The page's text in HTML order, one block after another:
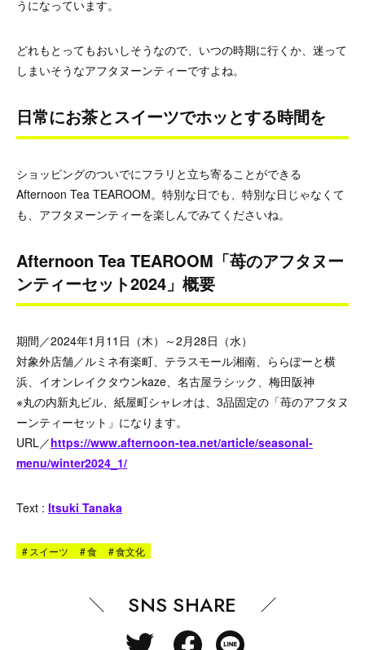
うになっています。
どれもとってもおいしそうなので、いつの時期に行くか、迷って
しまいそうなアフタヌーンティーですよね。
日常にお茶とスイーツでホッとする時間を
ショッピングのついでにフラリと立ち寄ることができる
Afternoon Tea TEAROOM。特別な日でも、特別な日じゃなくて
も、アフタヌーンティーを楽しんでみてくださいね。
Afternoon Tea TEAROOM「苺のアフタヌー
ンティーセット2024」概要
期間／2024年1月11日（木）～2月28日（水）
対象外店舗／ルミネ有楽町、テラスモール湘南、ららぽーと横
浜、イオンレイクタウンkaze、名古屋ラシック、梅田阪神
※丸の内新丸ビル、紙屋町シャレオは、3品固定の「苺のアフタヌ
ーンティーセット」になります。
URL／https://www.afternoon-tea.net/article/seasonal-
menu/winter2024_1/
Text : Itsuki Tanaka
# スイーツ #食 #食文化
SNS SHARE